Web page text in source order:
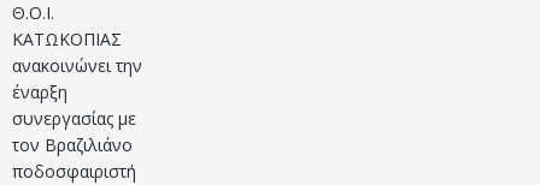
Θ.Ο.Ι.
ΚΑΤΩΚΟΠΙΑΣ
ανακοινώνει την
έναρξη
συνεργασίας με
τον Βραζιλιάνο
ποδοσφαιριστή